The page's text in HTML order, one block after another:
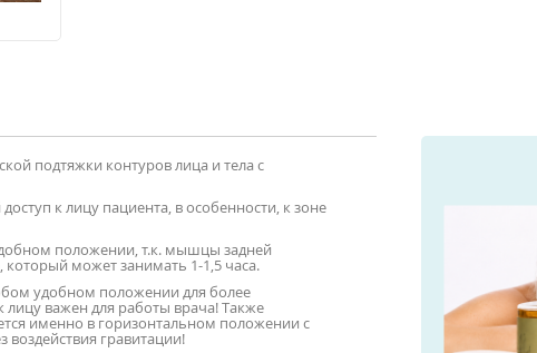
подтяжки контуров лица и тела с
к лицу пациента, в особенности, к зоне
положении, т.к. мышцы задней
может занимать 1-1,5 часа.
удобном положении для более
лицу важен для работы врача! Также
именно в горизонтальном положении с
воздействия гравитации!